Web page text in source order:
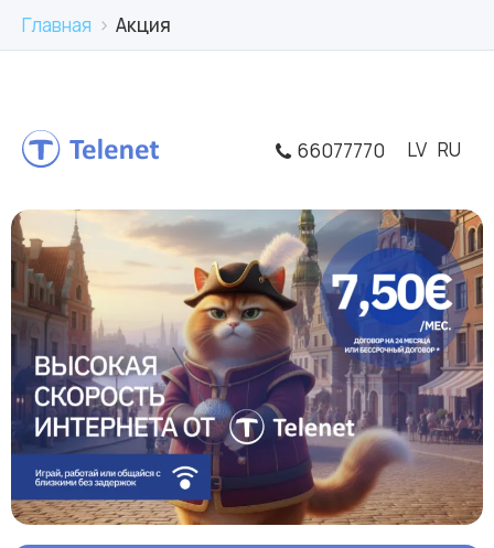
Главная › Акция
66077770 LV RU